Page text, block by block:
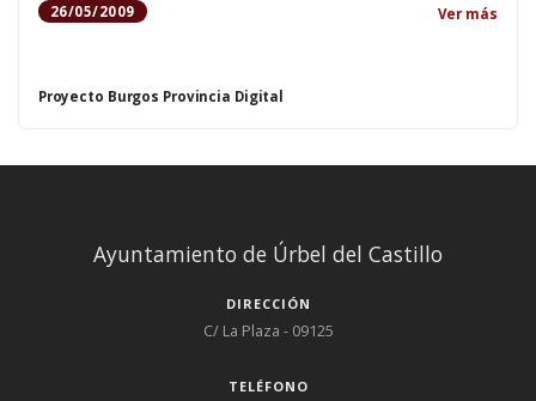
26/05/2009 Ver más
Proyecto Burgos Provincia Digital
Ayuntamiento de Úrbel del Castillo
DIRECCIÓN
C/ La Plaza - 09125
TELÉFONO